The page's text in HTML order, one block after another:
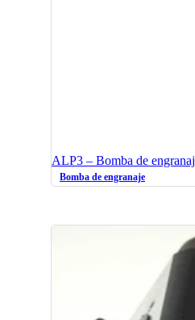
ALP3 – Bomba de
Bomba de engranaje